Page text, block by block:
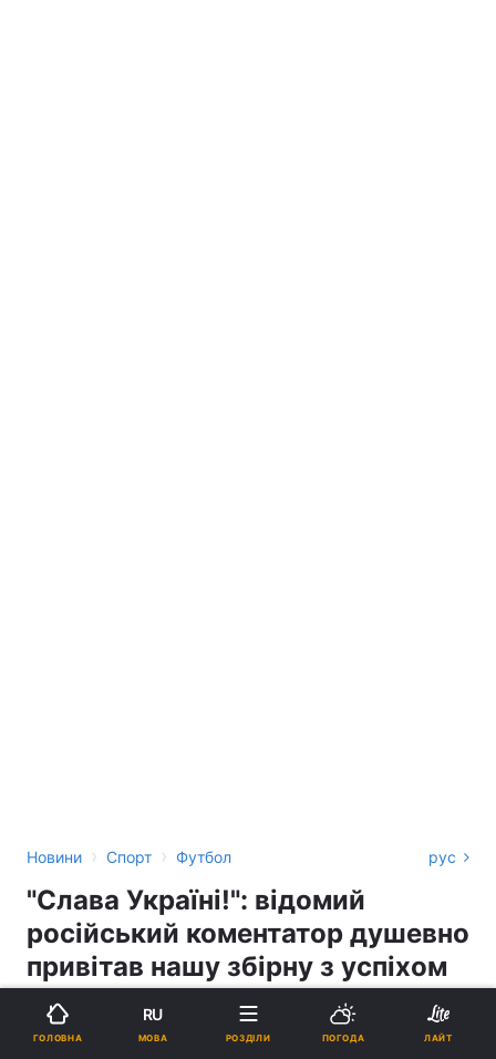
Новини › Спорт › Футбол рус
"Слава Україні!": відомий
російський коментатор душевно
привітав нашу збірну з успіхом
на Євро-2020
АРТЕМ БУДРІН
ГОЛОВНА
RU
МОВА РОЗДІЛИ ПОГОДА ЛАЙТ